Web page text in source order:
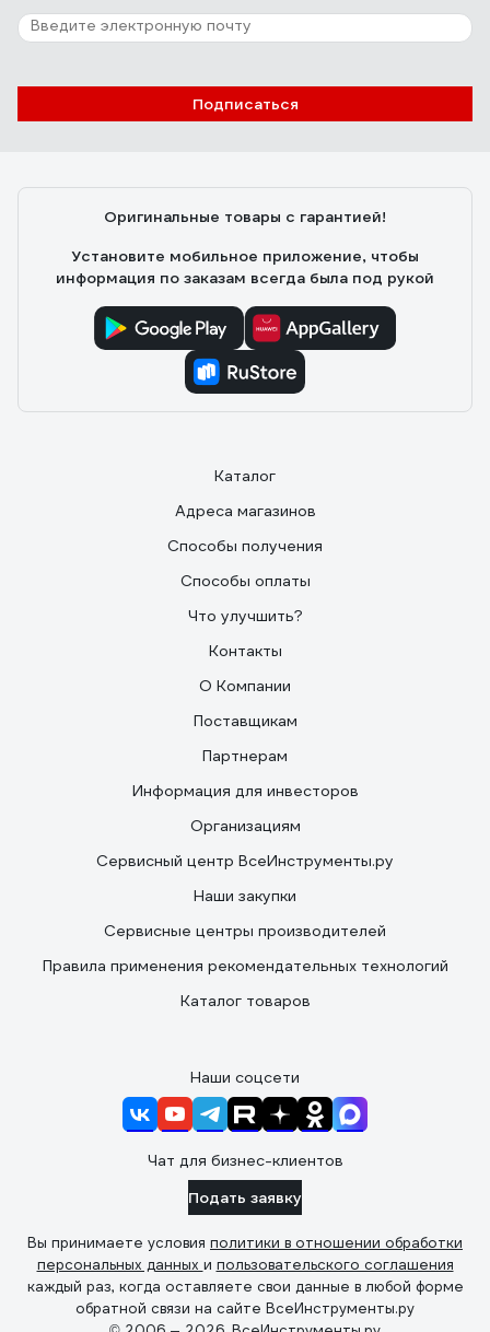
Подписаться
Оригинальные товары с гарантией!
Установите мобильное приложение, чтобы
информация по заказам всегда была под рукой
Каталог
Адреса магазинов
Способы получения
Способы оплаты
Что улучшить?
Контакты
О Компании
Поставщикам
Партнерам
Информация для инвесторов
Организациям
Сервисный центр ВсеИнструменты.ру
Наши закупки
Сервисные центры производителей
Правила применения рекомендательных технологий
Каталог товаров
Наши соцсети
Чат для бизнес-клиентов
Подать заявку
Вы принимаете условия политики в отношении обработки
персональных данных и пользовательского соглашения
каждый раз, когда оставляете свои данные в любой форме
обратной связи на сайте ВсеИнструменты.ру